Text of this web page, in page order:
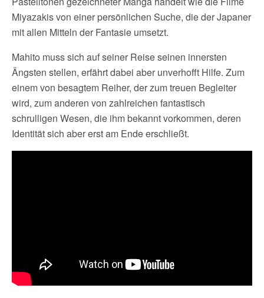
Miyazakis von einer persönlichen Suche, die der Japaner
mit allen Mitteln der Fantasie umsetzt.
Mahito muss sich auf seiner Reise seinen innersten
Ängsten stellen, erfährt dabei aber unverhofft Hilfe. Zum
einem von besagtem Reiher, der zum treuen Begleiter
wird, zum anderen von zahlreichen fantastisch
schrulligen Wesen, die ihm bekannt vorkommen, deren
Identität sich aber erst am Ende erschließt.